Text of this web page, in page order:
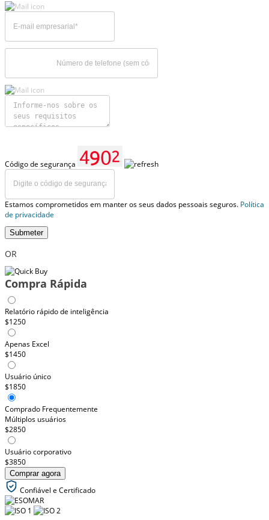
Código de segurança
Estamos comprometidos em manter os seus dados pessoais seguros. Política
de privacidade
Submeter
OR
Compra Rápida
Relatório rápido de inteligência
$1250
Apenas Excel
$1450
Usuário único
$1850
Comprado Frequentemente
Múltiplos usuários
$2850
Usuário corporativo
$3850
Comprar agora
Confiável e Certificado